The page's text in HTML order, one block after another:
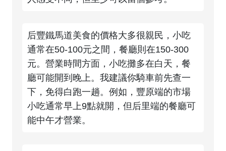
后豐鐵馬道美食的價格大多很親民，小吃
通常在50-100元之間，餐廳則在150-300
元。營業時間方面，小吃攤多在白天，餐
廳可能開到晚上。我建議你騎車前先查一
下，免得白跑一趟。例如，豐原端的市場
小吃通常早上9點就開，但后里端的餐廳可
能中午才營業。